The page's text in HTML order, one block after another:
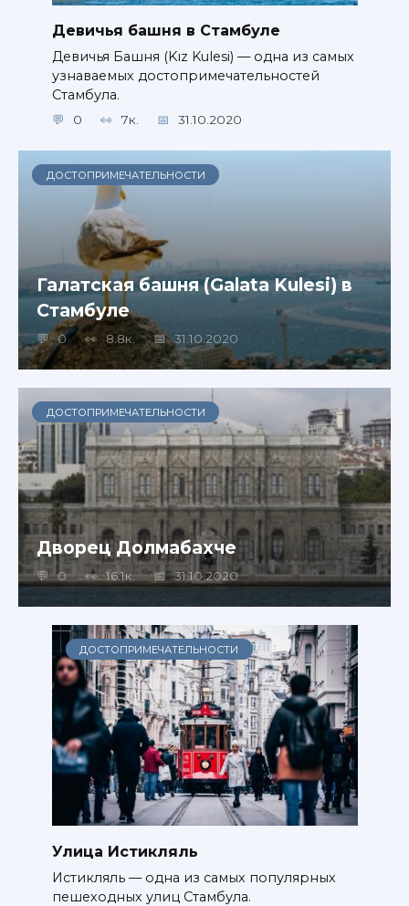
Девичья башня в Стамбуле
Девичья Башня (Kız Kulesi) — одна из самых
узнаваемых достопримечательностей
Стамбула.
0 7к. 31.10.2020
ДОСТОПРИМЕЧАТЕЛЬНОСТИ
Галатская башня (Galata Kulesi) в
Стамбуле
0 8.8к. 31.10.2020
ДОСТОПРИМЕЧАТЕЛЬНОСТИ
Дворец Долмабахче
0 16.1к. 31.10.2020
ДОСТОПРИМЕЧАТЕЛЬНОСТИ
Улица Истикляль
Истикляль — одна из самых популярных
пешеходных улиц Стамбула.